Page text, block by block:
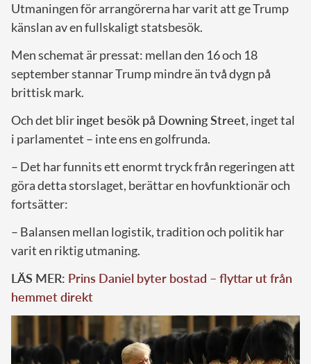
Utmaningen för arrangörerna har varit att ge Trump
känslan av en fullskaligt statsbesök.
Men schemat är pressat: mellan den 16 och 18
september stannar Trump mindre än två dygn på
brittisk mark.
Och det bliringet besök på Downing Street, inget tal
i parlamentet – inte ens en golfrunda.
– Det har funnits ett enormt tryck från regeringen att
göra detta storslaget, berättar en hovfunktionär och
fortsätter:
– Balansen mellan logistik, tradition och politik har
varit en riktig utmaning.
LÄS MER: Prins Daniel byter bostad – flyttar ut från
hemmet direkt